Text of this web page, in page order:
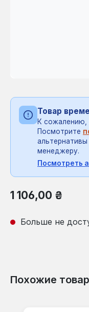
Товар
К сожалению,
Посмотрите
альтернативы
менеджеру.
Посмотреть
Обычная цена:
1 106,00 ₴
Больше не
Похожие